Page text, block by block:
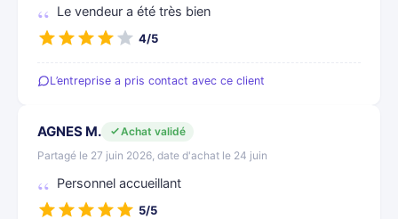
Le vendeur a été très bien
4/5
L’entreprise a pris contact avec ce client
AGNES M.
Achat validé
Partagé le 27 juin 2026, date d'achat le 24 juin
Personnel accueillant
5/5